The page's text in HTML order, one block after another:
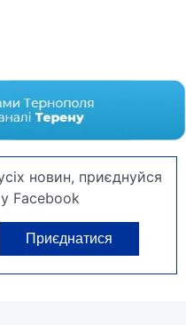
новин, приєднуйся
Facebook
Приєднатися